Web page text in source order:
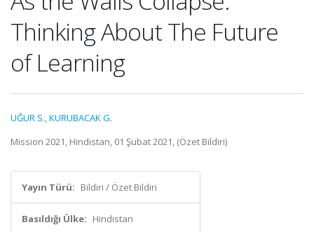
Thinking About The Future
of Learning
UĞUR S.,KURUBACAK G.
Mission 2021, Hindistan, 01 Şubat 2021, (Özet Bildiri)
Yayın Türü: Bildiri / Özet Bildiri
Basıldığı Ülke: Hindistan